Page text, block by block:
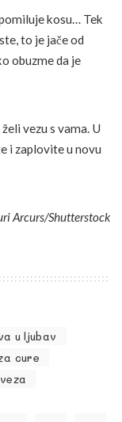
kosu… Tek
to je jače od
obuzme da je
vezu s vama. U
i zaplovite u novu
Arcurs/Shutterstock
u ljubav
cure